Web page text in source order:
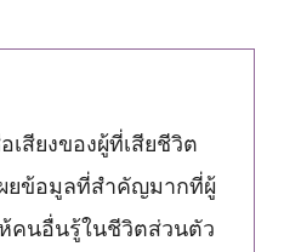
สียงของผู้ที่เสียชีวิต
ยข้อมูลที่สำคัญมากที่ผู้
คนอื่นรู้ในชีวิตส่วนตัว